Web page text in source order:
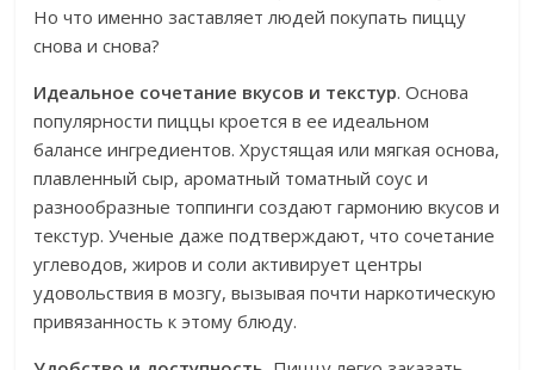
Но что именно заставляет людей покупать пиццу
снова и снова?
Идеальное сочетание вкусов и текстур. Основа
популярности пиццы кроется в ее идеальном
балансе ингредиентов. Хрустящая или мягкая основа,
плавленный сыр, ароматный томатный соус и
разнообразные топпинги создают гармонию вкусов и
текстур. Ученые даже подтверждают, что сочетание
углеводов, жиров и соли активирует центры
удовольствия в мозгу, вызывая почти наркотическую
привязанность к этому блюду.